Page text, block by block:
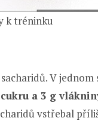
k tréninku
V
a 3 g
vstřebal